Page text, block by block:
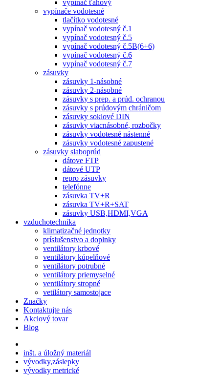
vypínač ťahový
vypínače vodotesné
tlačítko vodotesné
vypínač vodotesný č.1
vypínač vodotesný č.5
vypínač vodotesný č.5B(6+6)
vypínač vodotesný č.6
vypínač vodotesný č.7
zásuvky
zásuvky 1-násobné
zásuvky 2-násobné
zásuvky s prep. a prúd. ochranou
zásuvky s prúdovým chráničom
zásuvky soklové DIN
zásuvky viacnásobné, rozbočky
zásuvky vodotesné nástenné
zásuvky vodotesné zapustené
zásuvky slaboprúd
dátove FTP
dátové UTP
repro zásuvky
telefónne
zásuvka TV+R
zásuvka TV+R+SAT
zásuvky USB,HDMI,VGA
vzduchotechnika
klimatizačné jednotky
príslušenstvo a doplnky
ventilátory krbové
ventilátory kúpelňové
ventilátory potrubné
ventilátory priemyselné
ventilátory stropné
vetilátory samostojace
Značky
Kontaktujte nás
Akciový tovar
Blog
inšt. a úložný materiál
vývodky,záslepky
vývodky metrické